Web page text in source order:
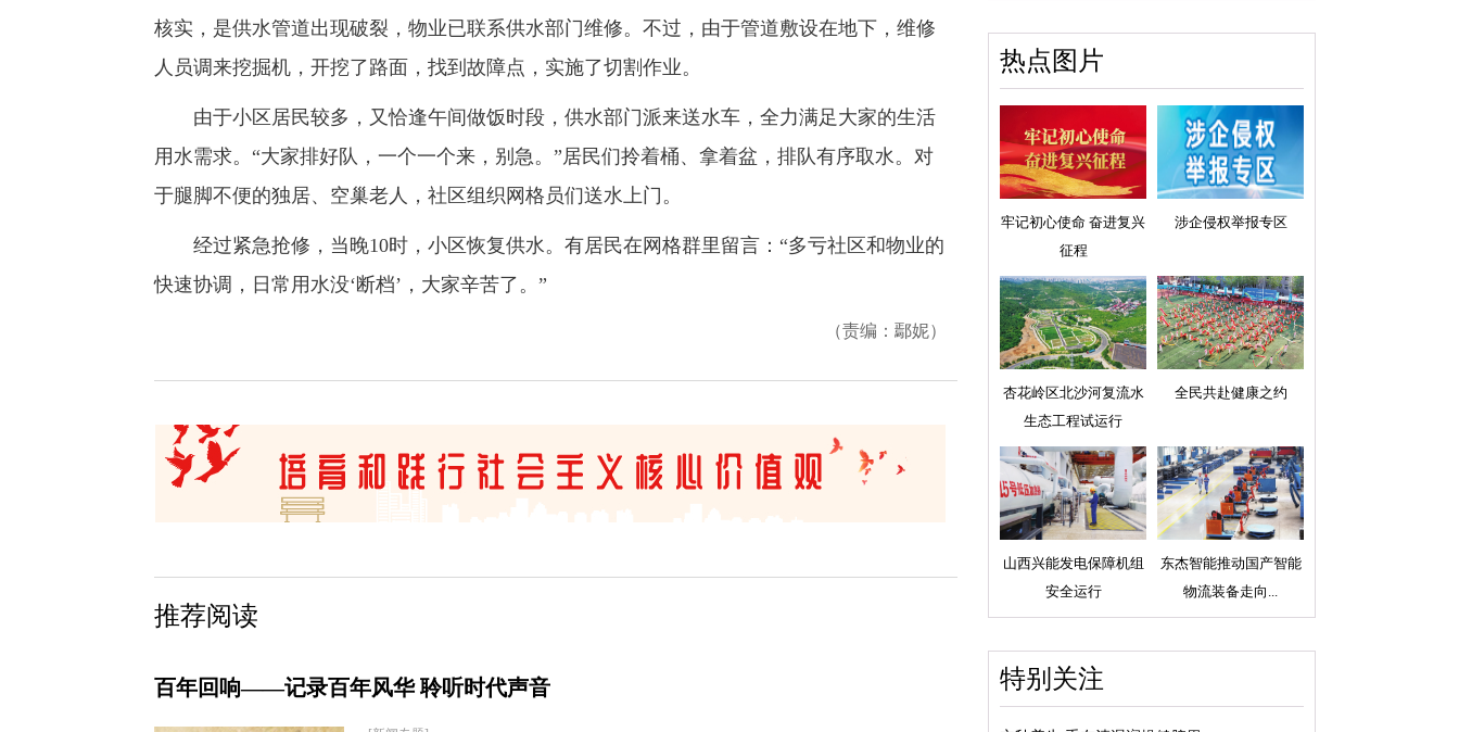
核实，是供水管道出现破裂，物业已联系供水部门维修。不过，由于管道敷设在地下，维修
人员调来挖掘机，开挖了路面，找到故障点，实施了切割作业。
由于小区居民较多，又恰逢午间做饭时段，供水部门派来送水车，全力满足大家的生活
用水需求。“大家排好队，一个一个来，别急。”居民们拎着桶、拿着盆，排队有序取水。对
于腿脚不便的独居、空巢老人，社区组织网格员们送水上门。
经过紧急抢修，当晚10时，小区恢复供水。有居民在网格群里留言：“多亏社区和物业的
快速协调，日常用水没‘断档’，大家辛苦了。”
（责编：鄢妮）
推荐阅读
百年回响——记录百年风华 聆听时代声音
热点图片
牢记初心使命 奋进复兴
征程
涉企侵权举报专区
杏花岭区北沙河复流水
生态工程试运行
全民共赴健康之约
山西兴能发电保障机组
安全运行
东杰智能推动国产智能
物流装备走向...
特别关注